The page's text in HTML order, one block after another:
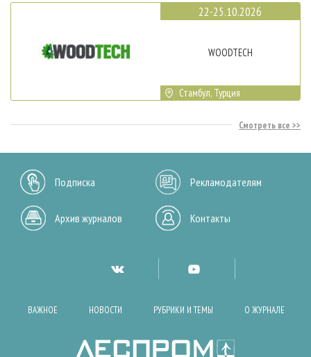
22-25.10.2026
WOODTECH
Стамбул, Турция
Смотреть все
Подписка Рекламодателям
Архив журналов Контакты
ВАЖНОЕ НОВОСТИ РУБРИКИ И ТЕМЫ О ЖУРНАЛЕ